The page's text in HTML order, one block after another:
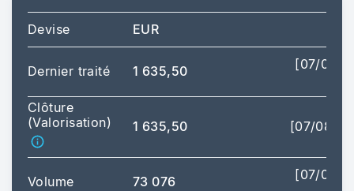
Devise EUR
Dernier traité 1 635,50
[07/08/
Clôture
(Valorisation)
1 635,50 [07/08/
Volume 73 076
[07/08/